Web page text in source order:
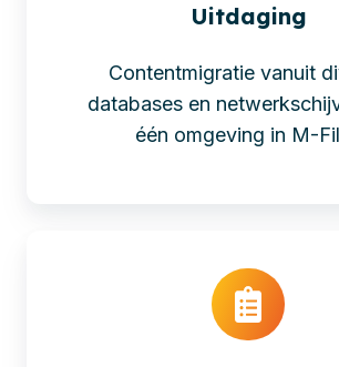
Uitdaging
Contentmigratie vanuit
databases en
één omgeving in M-